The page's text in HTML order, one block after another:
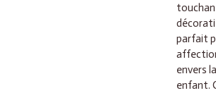
parfait
envers
enfant.